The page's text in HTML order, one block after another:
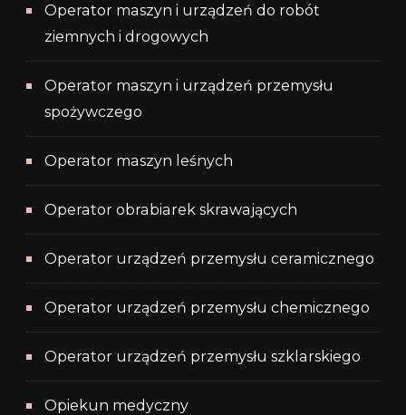
Operator maszyn i urządzeń do robót
ziemnych i drogowych
Operator maszyn i urządzeń przemysłu
spożywczego
Operator maszyn leśnych
Operator obrabiarek skrawających
Operator urządzeń przemysłu ceramicznego
Operator urządzeń przemysłu chemicznego
Operator urządzeń przemysłu szklarskiego
Opiekun medyczny